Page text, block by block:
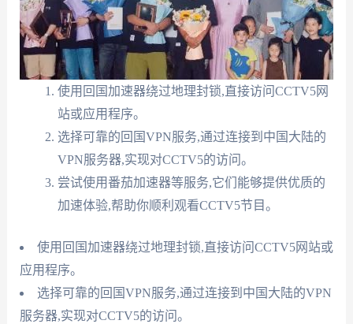
使用回国加速器绕过地理封锁,直接访问CCTV5网
站或应用程序。
选择可靠的回国VPN服务,通过连接到中国大陆的
VPN服务器,实现对CCTV5的访问。
尝试使用番茄加速器等服务,它们能够提供优质的
加速体验,帮助你顺利观看CCTV5节目。
使用回国加速器绕过地理封锁,直接访问CCTV5网站或
应用程序。
选择可靠的回国VPN服务,通过连接到中国大陆的VPN
服务器,实现对CCTV5的访问。